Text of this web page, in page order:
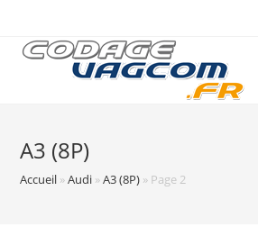
content
A3 (8P)
Accueil »Audi »A3 (8P) » Page 2